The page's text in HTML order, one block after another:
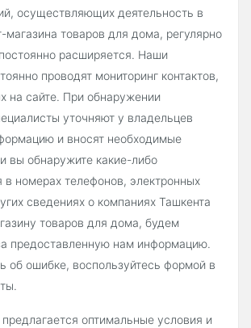
осуществляющих деятельность в
магазина товаров для дома, регулярно
расширяется. Наши
проводят мониторинг контактов,
на сайте. При обнаружении
уточняют у владельцев
и вносят необходимые
вы обнаружите какие-либо
в номерах телефонов, электронных
сведениях о компаниях Ташкента
товаров для дома, будем
предоставленную нам информацию.
об ошибке, воспользуйтесь формой в
оптимальные условия и